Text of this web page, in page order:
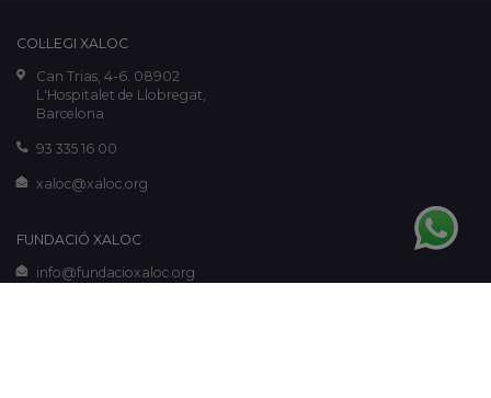
COL·LEGI XALOC
Can Trias, 4-6. 08902
L'Hospitalet de Llobregat,
Barcelona
93 335 16 00
xaloc@xaloc.org
FUNDACIÓ XALOC
info@fundacioxaloc.org